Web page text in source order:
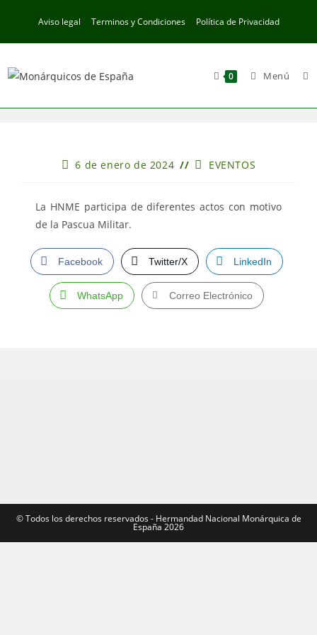
contenido
Aviso legal Terminos y Condiciones Política de Privacidad
0 Menú
Publicación
entrada:
6 de enero de 2024
Categoría
entrada:
EVENTOS
La HNME participa de diferentes actos con motivo
de la Pascua Militar.
Facebook Twitter/X LinkedIn
WhatsApp Correo Electrónico
©️ Todos los derechos reservados - Hermandad Nacional Monárquica de
España 2026